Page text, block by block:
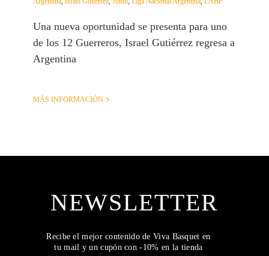
Una nueva oportunidad se presenta para uno
de los 12 Guerreros, Israel Gutiérrez regresa a
Argentina
MÁS INFORMACIÓN
NEWSLETTER
Recibe el mejor contenido de Viva Basquet en
tu mail y un cupón con -10% en la tienda